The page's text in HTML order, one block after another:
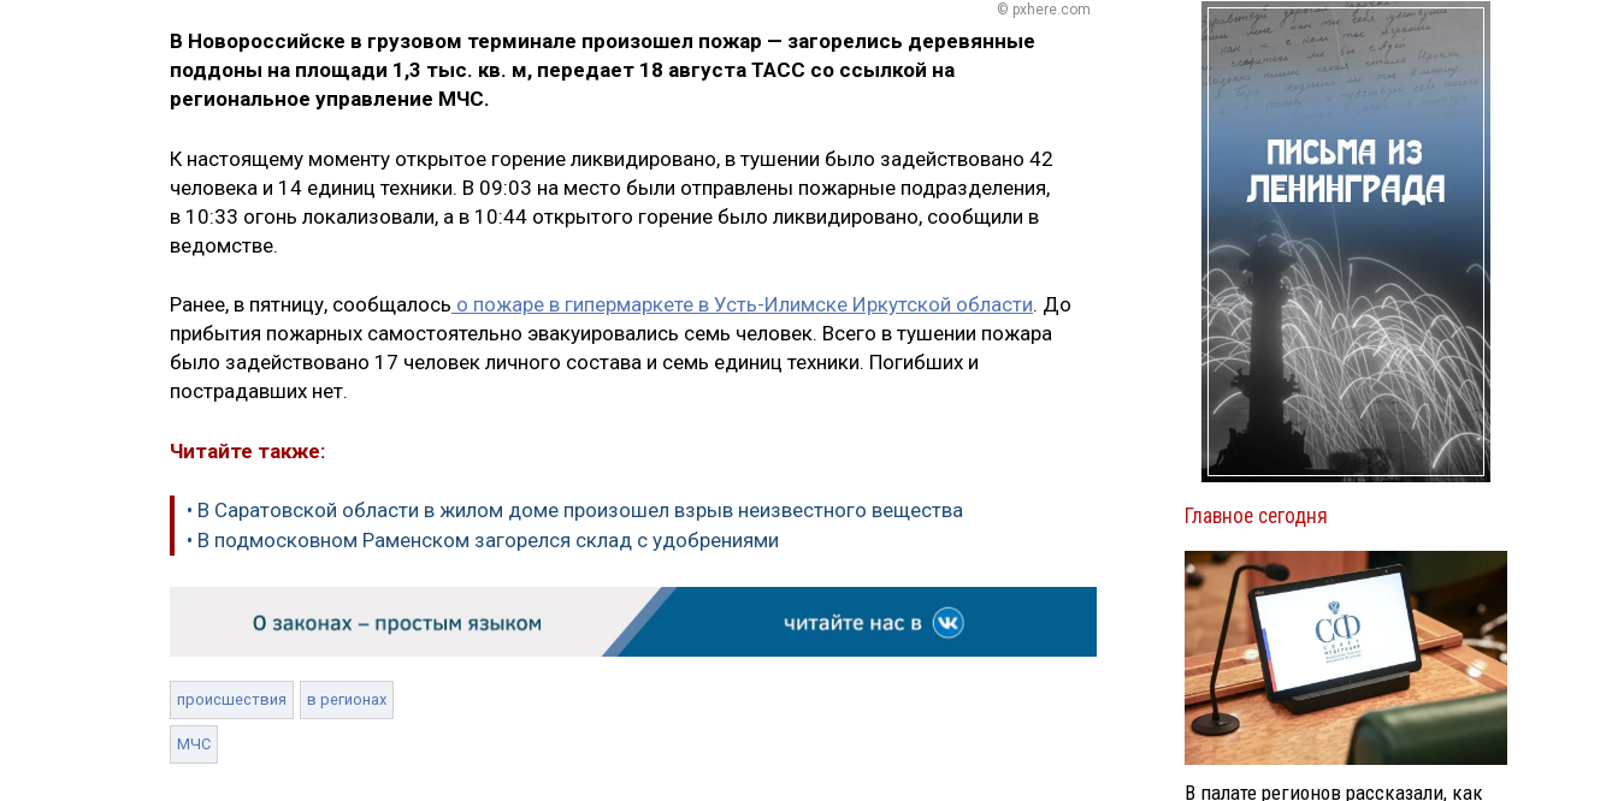
© pxhere.com
В Новороссийске в грузовом терминале произошел пожар — загорелись деревянные
поддоны на площади 1,3 тыс. кв. м, передает 18 августа ТАСС со ссылкой на
региональное управление МЧС.
К настоящему моменту открытое горение ликвидировано, в тушении было задействовано 42
человека и 14 единиц техники. В 09:03 на место были отправлены пожарные подразделения,
в 10:33 огонь локализовали, а в 10:44 открытого горение было ликвидировано, сообщили в
ведомстве.
Ранее, в пятницу, сообщалось о пожаре в гипермаркете в Усть-Илимске Иркутской области. До
прибытия пожарных самостоятельно эвакуировались семь человек. Всего в тушении пожара
было задействовано 17 человек личного состава и семь единиц техники. Погибших и
пострадавших нет.
Читайте также:
• В Саратовской области в жилом доме произошел взрыв неизвестного вещества
• В подмосковном Раменском загорелся склад с удобрениями
происшествия в регионах
МЧС
Главное сегодня
В палате регионов рассказали, как